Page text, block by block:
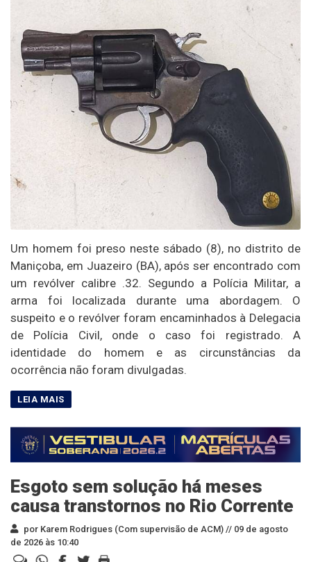
Um homem foi preso neste sábado (8), no distrito de
Maniçoba, em Juazeiro (BA), após ser encontrado com
um revólver calibre .32. Segundo a Polícia Militar, a
arma foi localizada durante uma abordagem. O
suspeito e o revólver foram encaminhados à Delegacia
de Polícia Civil, onde o caso foi registrado. A
identidade do homem e as circunstâncias da
ocorrência não foram divulgadas.
Esgoto sem solução há meses
causa transtornos no Rio Corrente
por Karem Rodrigues (Com supervisão de ACM) // 09 de agosto
de 2026 às 10:40